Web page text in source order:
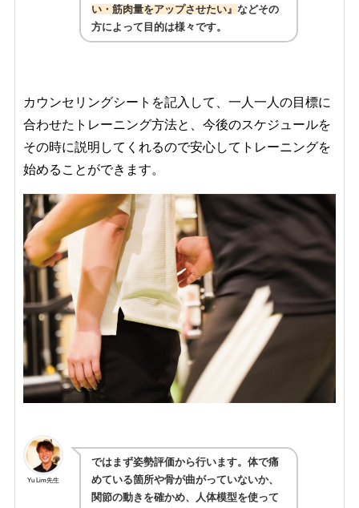
い・筋肉量をアップさせたい』 などその
方によって目的は様々です。
カウンセリングシートを記入して、一人一人の目標に
合わせたトレーニング方法と、今後のスケジュールを
その時に説明してくれるので安心してトレーニングを
始めることができます。
Yu Lim先生
ではまず姿勢評価から行います。体で痛
めている箇所や骨が曲がっていないか、
関節の動きを確かめ、人体模型を使って